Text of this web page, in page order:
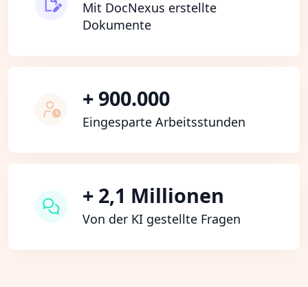
Mit DocNexus erstellte
Dokumente
+ 900.000
Eingesparte Arbeitsstunden
+ 2,1 Millionen
Von der KI gestellte Fragen